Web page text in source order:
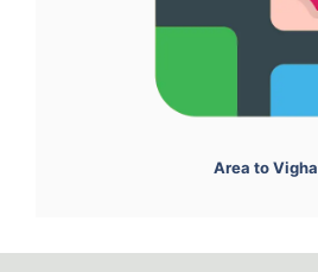
Area to Vigha